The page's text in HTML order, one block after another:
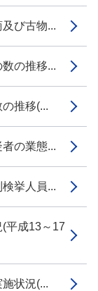
び古物...
の推移...
推移(...
の業態...
挙人員...
平成13～17
状況(...